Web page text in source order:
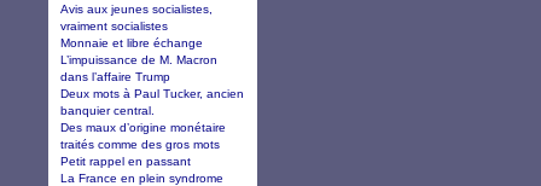
Avis aux jeunes socialistes,
vraiment socialistes
Monnaie et libre échange
L’impuissance de M. Macron
dans l’affaire Trump
Deux mots à Paul Tucker, ancien
banquier central.
Des maux d’origine monétaire
traités comme des gros mots
Petit rappel en passant
La France en plein syndrome